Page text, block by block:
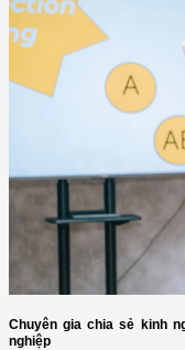
Chuyên gia chia sẻ kinh
nghiệp